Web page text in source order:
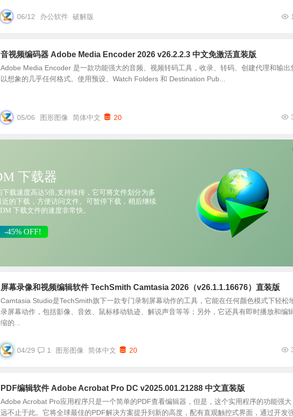
06/12 办公软件 破解版
音视频编码器 Adobe Media Encoder 2026 v26.2.2.3 中文免激活直装版
Adobe Media Encoder 是一款功能强大的音频、视频转码工具，收录、转码、创建代理和输出
以想象的几乎任何格式。使用预设、Watch Folders 和 Destination Pub...
05/06 图形图像 简体中文 20
屏幕录像和视频编辑软件 TechSmith Camtasia 2026（v26.1.1.16676）直装版
Camtasia Studio是TechSmith旗下一款专门录制屏幕动作的工具，它能在任何颜色模式下轻松
录屏幕动作，包括影像、音效、鼠标移动轨迹、解说声音等等；另外，它还具有即时播放和编
缩的...
04/29 1 图形图像 简体中文 20
PDF编辑软件 Adobe Acrobat Pro DC v2025.001.21288 中文直装版
Adobe Acrobat Pro应用程序只是一个简单的PDF查看编辑器，但是，这个实用程序的功能强大
远不止于此。它将全球最佳的PDF解决方案提升到新的高度，配有直观触控式界面，通过开发